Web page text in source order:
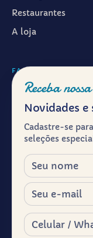
Restaurantes
A loja
FALAR CONOSCO
WhatsApp ·(11)
Instagram ·
Facebook ·
R. Comendador
São Paulo, São
Segunda a sábado,
Receba
Novidades e
Cadastre-se
seleções
Nome
E-mail
Celular /